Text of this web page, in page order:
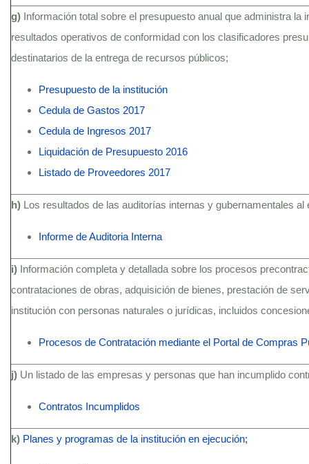
g) Información total sobre el presupuesto anual que administra
resultados operativos de conformidad con los clasificadores
destinatarios de la entrega de recursos públicos;
Presupuesto de la institución
Cedula de Gastos 2017
Cedula de Ingresos 2017
Liquidación de Presupuesto 2016
Listado de Proveedores 2017
h) Los resultados de las auditorías internas y gubernamentales al
Informe de Auditoria Interna
i) Información completa y detallada sobre los procesos
contrataciones de obras, adquisición de bienes, prestación de
institución con personas naturales o jurídicas, incluidos
Procesos de Contratación mediante el Portal de Compras
j) Un listado de las empresas y personas que han incumplido
Contratos Incumplidos
k) Planes y programas de la institución en ejecución;